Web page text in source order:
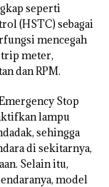
seperti
(HSTC) sebagai
mencegah
meter,
dan RPM.
Stop
lampu
sehingga
di sekitarnya,
Selain itu,
model